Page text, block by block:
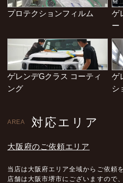
プロテクションフィルム
ゲ
ー
ゲレンデGクラス コーティ
ング
ゲ
シ
AREA 対応エリア
大阪府のご依頼エリア
当店は大阪府エリア全域からご依頼
店舗は大阪市堺市にございますので